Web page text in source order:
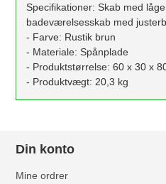
Specifikationer: Skab med
badeværelsesskab med
- Farve: Rustik brun
- Materiale: Spånplade
- Produktstørrelse: 60 x 30 x
- Produktvægt: 20,3 kg
Din konto
Mine ordrer